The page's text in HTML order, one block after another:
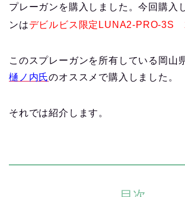
プレーガンを購入しました。今回購入
ンはデビルビス限定LUNA2-PRO-3S
このスプレーガンを所有している岡山
樋ノ内氏のオススメで購入しました。
それでは紹介します。